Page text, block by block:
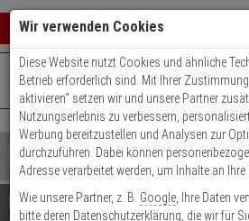
Warenkorb schließen
0 ARTIKEL IM
Ihr
Ergebnisse ()
Shop
durchsuchen
Bitte
geben
Es
wurde
+49 (0)821 899 493-0Mo. - Do.: 8:00 -
Kontaktservice
Details Beratung
Wir verwenden Cookies
Diese Website nutzt Cookies und ähnliche
Betrieb erforderlich sind. Mit Ihrer
aktivieren“ setzen wir und unsere Partner
Nutzungserlebnis zu verbessern,
Werbung bereitzustellen und Analysen zur
durchzuführen. Dabei können
Adresse verarbeitet werden, um Inhalte an
Wie unsere Partner, z. B. Google , Ihre Daten
bitte deren Datenschutzerklärung, die wir für